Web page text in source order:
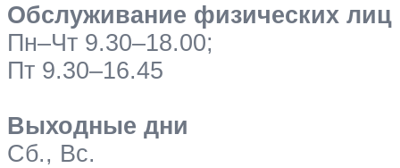
Обслуживание физических лиц
Пн–Чт 9.30–18.00;
Пт 9.30–16.45
Выходные дни
Сб., Вс.